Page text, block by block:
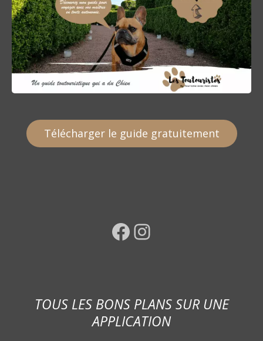
Télécharger le guide gratuitement
Facebook Instagram
TOUS LES BONS PLANS SUR UNE
APPLICATION